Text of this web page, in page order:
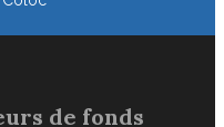
de fonds